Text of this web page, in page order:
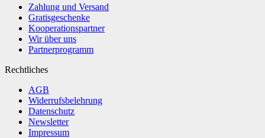
Zahlung und Versand
Gratisgeschenke
Kooperationspartner
Wir über uns
Partnerprogramm
Rechtliches
AGB
Widerrufsbelehrung
Datenschutz
Newsletter
Impressum